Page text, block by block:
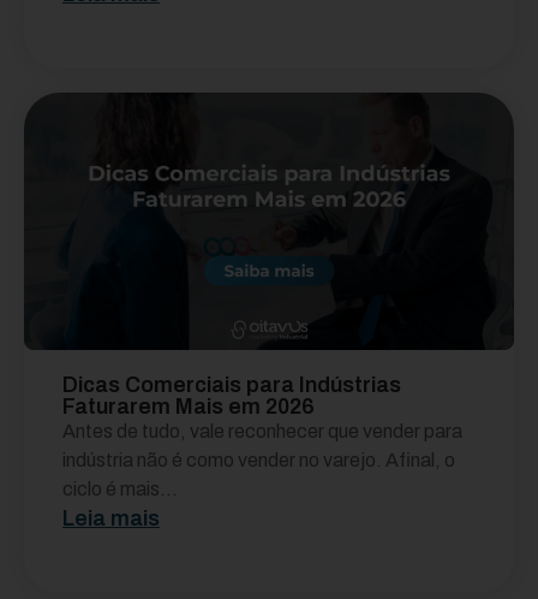
Dicas Comerciais para Indústrias
Faturarem Mais em 2026
Antes de tudo, vale reconhecer que vender para
indústria não é como vender no varejo. Afinal, o
ciclo é mais...
Leia mais